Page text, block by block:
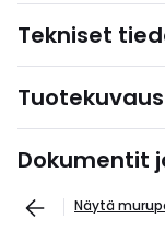
Tekniset
Tuotekuvaus
Dokumentit
Näytä